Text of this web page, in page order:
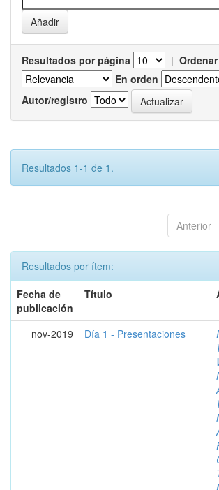
Resultados por página |
En orden
Autor/registro
Resultados 1-1 de 1.
Anterior
Resultados por ítem:
Fecha de
publicación
Título
nov-2019 Día 1 - Presentaciones